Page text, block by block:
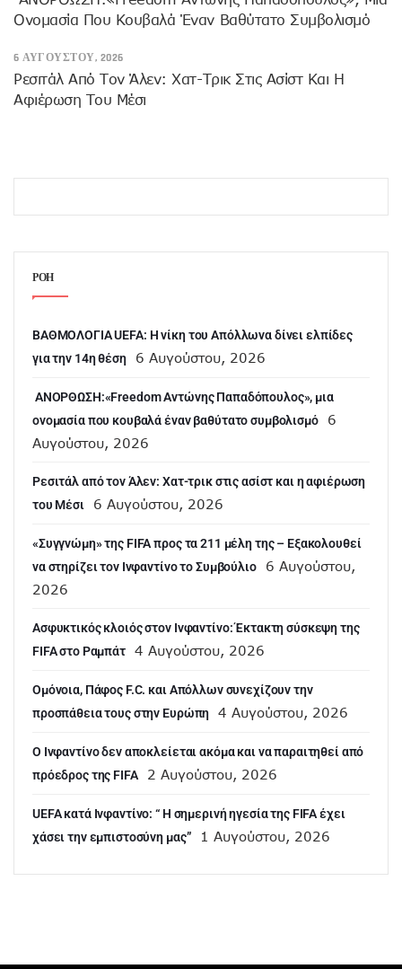
Ονομασία Που Κουβαλά Έναν Βαθύτατο Συμβολισμό
6 ΑΥΓΟΎΣΤΟΥ, 2026
Ρεσιτάλ Από Τον Άλεν: Χατ-Τρικ Στις Ασίστ Και Η
Αφιέρωση Του Μέσι
ΡΟΗ
ΒΑΘΜΟΛΟΓΙΑ UEFA: Η νίκη του Απόλλωνα δίνει ελπίδες
για την 14η θέση
6 Αυγούστου, 2026
ANOΡΘΩΣΗ:«Freedom Αντώνης Παπαδόπουλος», μια
ονομασία που κουβαλά έναν βαθύτατο συμβολισμό
6
Αυγούστου, 2026
Ρεσιτάλ από τον Άλεν: Χατ-τρικ στις ασίστ και η αφιέρωση
του Μέσι
6 Αυγούστου, 2026
«Συγγνώμη» της FIFA προς τα 211 μέλη της – Εξακολουθεί
να στηρίζει τον Ινφαντίνο το Συμβούλιο
6 Αυγούστου,
2026
Ασφυκτικός κλοιός στον Ινφαντίνο: Έκτακτη σύσκεψη της
FIFA στο Ραμπάτ
4 Αυγούστου, 2026
Ομόνοια, Πάφος F.C. και Απόλλων συνεχίζουν την
προσπάθεια τους στην Ευρώπη
4 Αυγούστου, 2026
Ο Ινφαντίνο δεν αποκλείεται ακόμα και να παραιτηθεί από
πρόεδρος της FIFA
2 Αυγούστου, 2026
UEFA κατά Ινφαντίνο: “ H σημερινή ηγεσία της FIFA έχει
χάσει την εμπιστοσύνη μας”
1 Αυγούστου, 2026